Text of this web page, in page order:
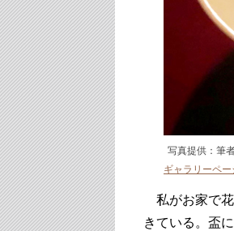
写真提供：筆
ギャラリーペー
私がお家で花
きている。盃